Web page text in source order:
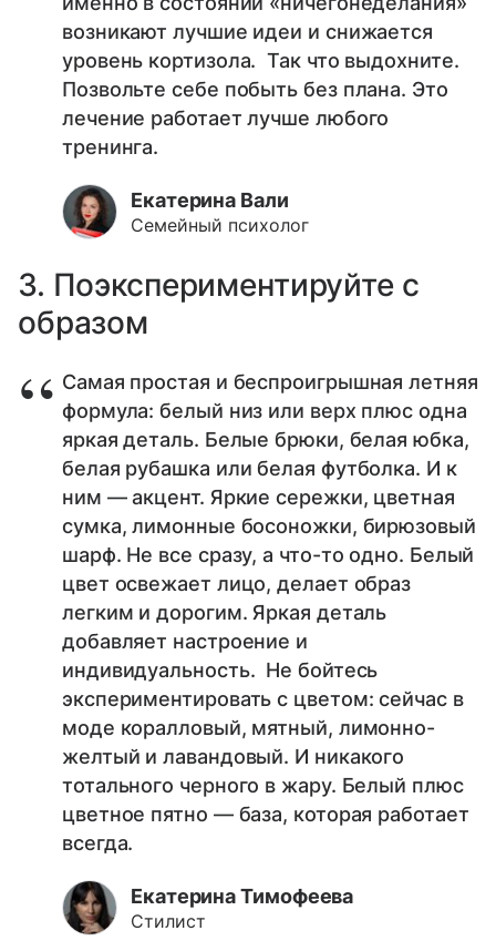
возникают лучшие идеи и снижается
уровень кортизола. Так что выдохните.
Позвольте себе побыть без плана. Это
лечение работает лучше любого
тренинга.
Екатерина Вали
Семейный психолог
3. Поэкспериментируйте с
образом
Самая простая и беспроигрышная летняя
формула: белый низ или верх плюс одна
яркая деталь. Белые брюки, белая юбка,
белая рубашка или белая футболка. И к
ним — акцент. Яркие сережки, цветная
сумка, лимонные босоножки, бирюзовый
шарф. Не все сразу, а что-то одно. Белый
цвет освежает лицо, делает образ
легким и дорогим. Яркая деталь
добавляет настроение и
индивидуальность. Не бойтесь
экспериментировать с цветом: сейчас в
моде коралловый, мятный, лимонно-
желтый и лавандовый. И никакого
тотального черного в жару. Белый плюс
цветное пятно — база, которая работает
всегда.
Екатерина Тимофеева
Стилист